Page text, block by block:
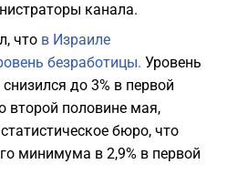
канала.
что в Израиле
безработицы. Уровень
до 3% в первой
второй половине мая,
бюро, что
минимума в 2,9% в первой